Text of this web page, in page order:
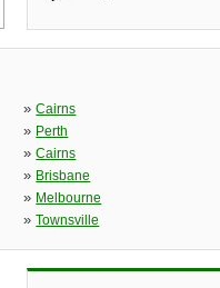
»Cairns
» Perth
»Cairns
» Brisbane
» Melbourne
»Townsville